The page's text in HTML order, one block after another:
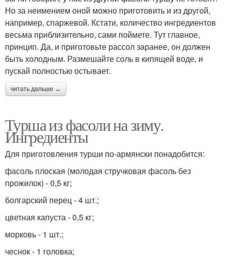
Но за неимением оной можно приготовить и из другой,
например, спаржевой. Кстати, количество ингредиентов
весьма приблизительно, сами поймете. Тут главное,
принцип. Да, и приготовьте рассол заранее, он должен
быть холодным. Размешайте соль в кипящей воде, и
пускай полностью остывает.
читать дальше →
Турша из фасоли на зиму.
Ингредиенты
Для приготовления турши по-армянски понадобится:
фасоль плоская (молодая стручковая фасоль без
прожилок) - 0,5 кг;
болгарский перец - 4 шт.;
цветная капуста - 0,5 кг;
морковь - 1 шт.;
чеснок - 1 головка;